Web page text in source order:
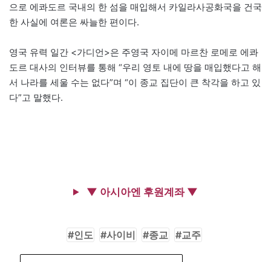
으로 에콰도르 국내의 한 섬을 매입해서 카일라사공화국을 건국
한 사실에 여론은 싸늘한 편이다.
영국 유력 일간 <가디언>은 주영국 자이메 마르찬 로메로 에콰
도르 대사의 인터뷰를 통해 “우리 영토 내에 땅을 매입했다고 해
서 나라를 세울 수는 없다”며 “이 종교 집단이 큰 착각을 하고 있
다”고 말했다.
▼ 아시아엔 후원계좌 ▼
인도 사이비 종교 교주